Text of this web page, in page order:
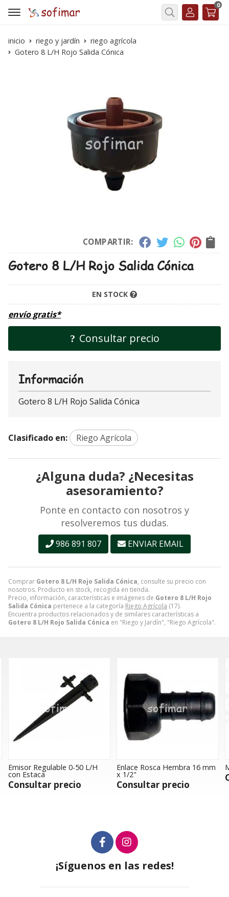
Buscar
0
inicio riego y jardín
riego agrícola
Gotero 8 L/H Rojo Salida Cónica
COMPARTIR:
Gotero 8 L/H Rojo Salida Cónica
EN STOCK
envío gratis*
Consultar precio
Comprar Gotero 8 L/H Rojo Salida Cónica, consulte su precio con
nosotros. Producto en stock, recogida en tienda.
Precio, información, características e imágenes de Gotero 8 L/H Rojo
Salida Cónica pertenece a la categoría Riego Agrícola (17).
Encuentra productos relacionados y de similares características a
Gotero 8 L/H Rojo Salida Cónica en "Riego y Jardín", "Riego Agrícola".
Información
Gotero 8 L/H Rojo Salida Cónica
Clasificado en: Riego Agrícola
¿Alguna duda? ¿Necesitas
asesoramiento?
Ponte en contacto con nosotros y
resolveremos tus dudas.
986 891 807 ENVIAR EMAIL
Regulable 0-50 L/H
precio
Enlace Rosca Hembra 16 mm
Consultar precio
¡Síguenos en las redes!